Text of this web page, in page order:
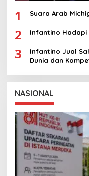
1 Suara Arab
2 Infantino Hadapi
3
Infantino Jual
Dunia dan
NASIONAL